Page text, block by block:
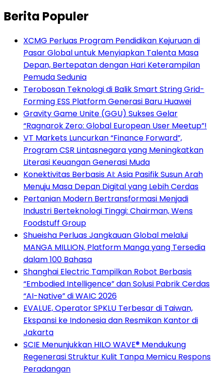
Berita Populer
XCMG Perluas Program Pendidikan Kejuruan di
Pasar Global untuk Menyiapkan Talenta Masa
Depan, Bertepatan dengan Hari Keterampilan
Pemuda Sedunia
Terobosan Teknologi di Balik Smart String Grid-
Forming ESS Platform Generasi Baru Huawei
Gravity Game Unite (GGU) Sukses Gelar
“Ragnarok Zero: Global European User Meetup”!
VT Markets Luncurkan “Finance Forward”,
Program CSR Lintasnegara yang Meningkatkan
Literasi Keuangan Generasi Muda
Konektivitas Berbasis AI: Asia Pasifik Susun Arah
Menuju Masa Depan Digital yang Lebih Cerdas
Pertanian Modern Bertransformasi Menjadi
Industri Berteknologi Tinggi: Chairman, Wens
Foodstuff Group
Shueisha Perluas Jangkauan Global melalui
MANGA MILLION, Platform Manga yang Tersedia
dalam 100 Bahasa
Shanghai Electric Tampilkan Robot Berbasis
“Embodied Intelligence” dan Solusi Pabrik Cerdas
“AI-Native” di WAIC 2026
EVALUE, Operator SPKLU Terbesar di Taiwan,
Ekspansi ke Indonesia dan Resmikan Kantor di
Jakarta
SCIE Menunjukkan HILO WAVE® Mendukung
Regenerasi Struktur Kulit Tanpa Memicu Respons
Peradangan